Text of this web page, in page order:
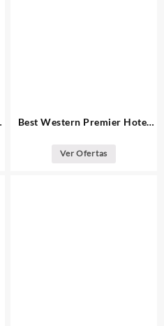
Best Western Premier Hotel
Ver Ofertas